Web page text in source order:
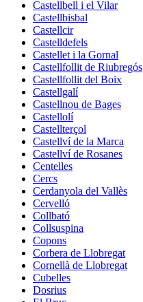
Castellbell i el Vilar
Castellbisbal
Castellcir
Castelldefels
Castellet i la Gornal
Castellfollit de Riubregós
Castellfollit del Boix
Castellgalí
Castellnou de Bages
Castellolí
Castellterçol
Castellví de la Marca
Castellví de Rosanes
Centelles
Cercs
Cerdanyola del Vallès
Cervelló
Collbató
Collsuspina
Copons
Corbera de Llobregat
Cornellà de Llobregat
Cubelles
Dosrius